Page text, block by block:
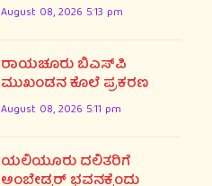
August 08, 2026 5:13 pm
ರಾಯಚೂರು ಬಿಎಸ್‌ಪಿ
ಮುಖಂಡನ ಕೊಲೆ ಪ್ರಕರಣ
August 08, 2026 5:11 pm
ಯಲಿಯೂರು ದಲಿತರಿಗೆ
ಅಂಬೇಡ್ಕರ್ ಭವನಕ್ಕೆಂದು